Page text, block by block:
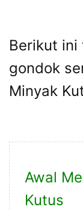
Berikut
gondok
Minyak
Awal
Kutus